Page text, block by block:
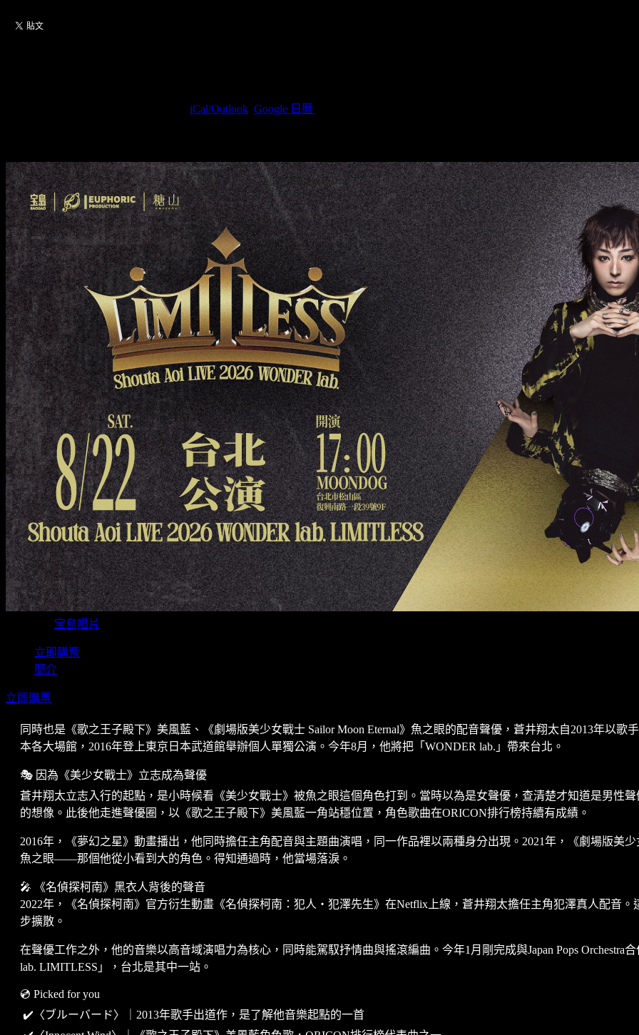
iCal/Outlook Google 日曆
宝島唱片
立即購票
簡介
立即購票
同時也是《歌之王子殿下》美風藍、《劇場版美少女戰士 Sailor Moon Eternal》魚之眼的配音聲優，蒼井翔太自2013年以歌
本各大場館，2016年登上東京日本武道館舉辦個人單獨公演。今年8月，他將把「WONDER lab.」帶來台北。
🎭 因為《美少女戰士》立志成為聲優
蒼井翔太立志入行的起點，是小時候看《美少女戰士》被魚之眼這個角色打到。當時以為是女聲優，查清楚才知道是男性
的想像。此後他走進聲優圈，以《歌之王子殿下》美風藍一角站穩位置，角色歌曲在ORICON排行榜持續有成績。
2016年，《夢幻之星》動畫播出，他同時擔任主角配音與主題曲演唱，同一作品裡以兩種身分出現。2021年，《劇場版美
魚之眼——那個他從小看到大的角色。得知通過時，他當場落淚。
🎤 《名偵探柯南》黑衣人背後的聲音
2022年，《名偵探柯南》官方衍生動畫《名偵探柯南：犯人・犯澤先生》在Netflix上線，蒼井翔太擔任主角犯澤真人配音
步擴散。
在聲優工作之外，他的音樂以高音域演唱力為核心，同時能駕馭抒情曲與搖滾編曲。今年1月剛完成與Japan Pops Orchestra
lab. LIMITLESS」，台北是其中一站。
💿 Picked for you
✔️〈ブルーバード〉｜2013年歌手出道作，是了解他音樂起點的一首